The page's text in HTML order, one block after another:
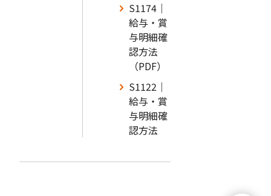
S1174｜
給与・賞
与明細確
認方法
（PDF）
S1122｜
給与・賞
与明細確
認方法